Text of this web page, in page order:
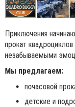
Приключения
прокат
незабываемыми
Мы предлагаем:
почасовой
детские и